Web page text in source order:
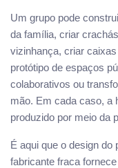
Um grupo pode
da família, criar
vizinhança, criar
protótipo de espaços
colaborativos ou
mão. Em cada caso, a
produzido por meio da
É aqui que o design do
fabricante fraca